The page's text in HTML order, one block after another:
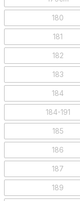
180
181
182
183
184
184-191
185
186
187
189